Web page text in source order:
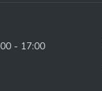
- 17:00